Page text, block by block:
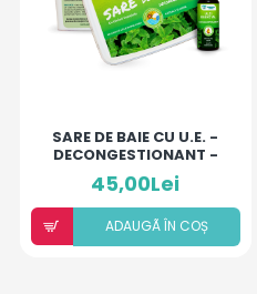
SARE DE BAIE CU U.E. -
DECONGESTIONANT -
500MG
45,00Lei
ADAUGÃ ÎN COȘ